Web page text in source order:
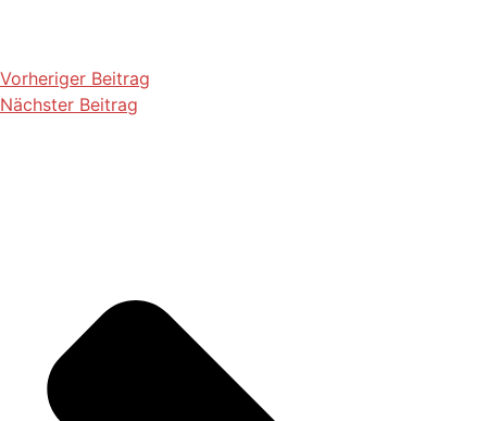
Vorheriger Beitrag
Nächster Beitrag